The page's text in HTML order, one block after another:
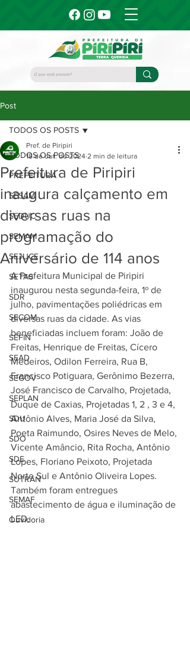
Post
TODOS OS POSTS
PREFEITURA
SESAM
SEDUC
SEMAM
SEJUCE
SETAS
SDR
SECOM
SEFIN
SEAD
SEGOV
SEPLAN
SDU
SDO
SDE
SUTRAN
SEMAF
Ouvidoria
TODOS OS POSTS
Prefeitura de Piripiri
inaugura calçamento em
diversas ruas na
programação do
Aniversário de 114 anos
Pref. de Piripiri
18 de out. de 2024 2 min de leitura
A Prefeitura Municipal de Piripiri
inaugurou nesta segunda-feira, 1º de
julho, pavimentações poliédricas em
diversas ruas da cidade. As vias
beneficiadas incluem foram: João de
Freitas, Henrique de Freitas, Cícero
Medeiros, Odilon Ferreira, Rua B,
Francisco Potiguara, Gerônimo Bezerra,
José Francisco de Carvalho, Projetada,
Duque de Caxias, Projetadas 1, 2 , 3 e 4,
Antônio Alves, Maria José da Silva,
Poeta Raimundo, Osires Neves de Melo,
Vicente Amâncio, Rita Rocha, Antônio
Lopes, Floriano Peixoto, Projetada
Norte Sul e Antônio Oliveira Lopes.
Também foram entregues
abastecimento de água e iluminação de
LED.